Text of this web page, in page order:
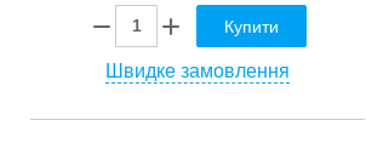
Купити
Швидке замовлення